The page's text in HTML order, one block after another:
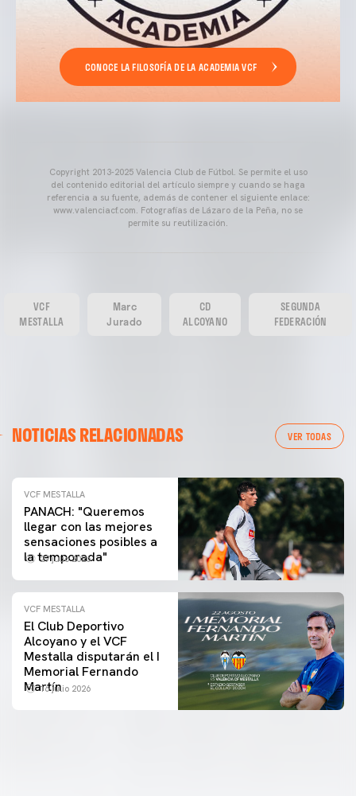
CONOCE LA FILOSOFÍA DE LA ACADEMIA VCF
Copyright 2013-2025 Valencia Club de Fútbol. Se permite el uso
del contenido editorial del artículo siempre y cuando se haga
referencia a su fuente, además de contener el siguiente enlace:
www.valenciacf.com. Fotografías de Lázaro de la Peña, no se
permite su reutilización.
VCF
MESTALLA
Marc
Jurado
CD
ALCOYANO
SEGUNDA
FEDERACIÓN
NOTICIAS RELACIONADAS VER TODAS
VCF MESTALLA
PANACH: "Queremos
llegar con las mejores
sensaciones posibles a
la temporada"
27 julio 2026
VCF MESTALLA
El Club Deportivo
Alcoyano y el VCF
Mestalla disputarán el I
Memorial Fernando
Martín
16 julio 2026